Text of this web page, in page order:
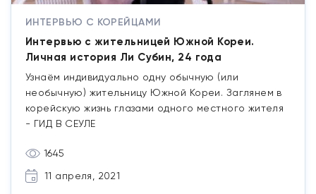
ИНТЕРВЬЮ С КОРЕЙЦАМИ
Интервью с жительницей Южной Кореи.
Личная история Ли Субин, 24 года
Узнаём индивидуально одну обычную (или
необычную) жительницу Южной Кореи. Заглянем в
корейскую жизнь глазами одного местного жителя
- ГИД В СЕУЛЕ
1645
11 апреля, 2021